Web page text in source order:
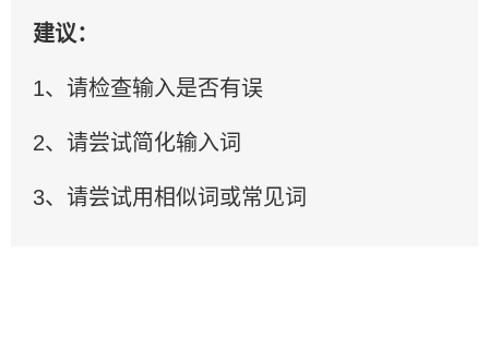
建议：
1、请检查输入是否有误
2、请尝试简化输入词
3、请尝试用相似词或常见词